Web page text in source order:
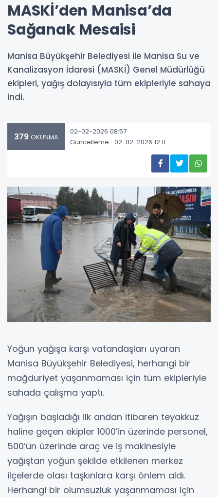
MASKİ’den Manisa’da
Sağanak Mesaisi
Manisa Büyükşehir Belediyesi ile Manisa Su ve
Kanalizasyon İdaresi (MASKİ) Genel Müdürlüğü
ekipleri, yağış dolayısıyla tüm ekipleriyle sahaya
indi.
379 OKUNMA
02-02-2026 08:57
Güncelleme : 02-02-2026 12:11
Yoğun yağışa karşı vatandaşları uyaran
Manisa Büyükşehir Belediyesi, herhangi bir
mağduriyet yaşanmaması için tüm ekipleriyle
sahada çalışma yaptı.
Yağışın başladığı ilk andan itibaren teyakkuz
haline geçen ekipler 1000’in üzerinde personel,
500’ün üzerinde araç ve iş makinesiyle
yağıştan yoğun şekilde etkilenen merkez
ilçelerde olası taşkınlara karşı önlem aldı.
Herhangi bir olumsuzluk yaşanmaması için